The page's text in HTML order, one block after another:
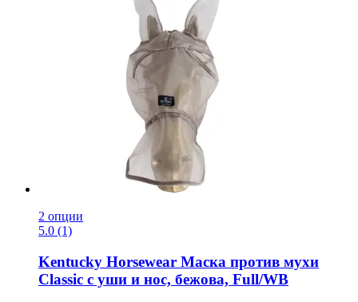
2 опции
5.0 (1)
Kentucky Horsewear Маска против мухи
Classic с уши и нос, бежова, Full/WB